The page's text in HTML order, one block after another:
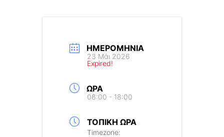
ΗΜΕΡΟΜΗΝΊΑ
23 Μάι 2026
Expired!
ΏΡΑ
08:00 - 18:00
ΤΟΠΙΚΉ ΏΡΑ
Timezone: